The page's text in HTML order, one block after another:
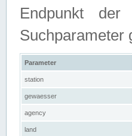
Endpunkt
Suchparameter
Parameter
station
gewaesser
agency
land